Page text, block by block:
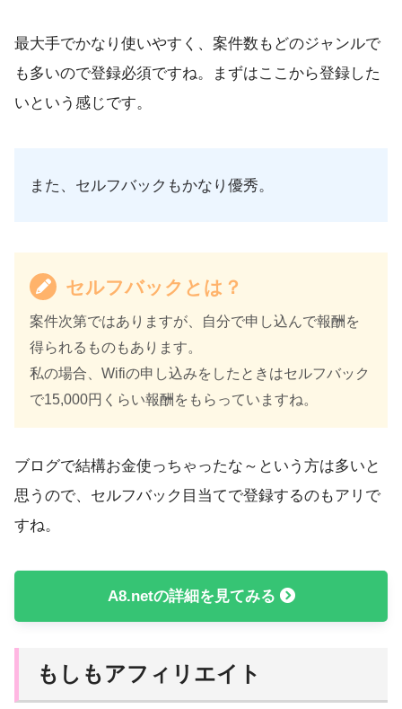
最大手でかなり使いやすく、案件数もどのジャンルで
も多いので登録必須ですね。まずはここから登録した
いという感じです。
また、セルフバックもかなり優秀。
セルフバックとは？
案件次第ではありますが、自分で申し込んで報酬を
得られるものもあります。
私の場合、Wifiの申し込みをしたときはセルフバック
で15,000円くらい報酬をもらっていますね。
ブログで結構お金使っちゃったな～という方は多いと
思うので、セルフバック目当てで登録するのもアリで
すね。
A8.netの詳細を見てみる
もしもアフィリエイト